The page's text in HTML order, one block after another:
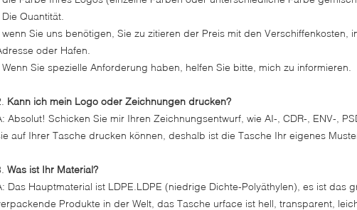
Quantität.
wenn Sie uns benötigen, Sie zu zitieren der Preis mit den Verschiffenkosten,
oder Hafen.
Wenn Sie spezielle Anforderung haben, helfen Sie bitte, mich zu informieren.
Kann ich mein Logo oder Zeichnungen drucken?
Absolut! Schicken Sie mir Ihren Zeichnungsentwurf, wie AI-, CDR-, ENV-,
auf Ihrer Tasche drucken können, deshalb ist die Tasche Ihr eigenes
Was ist Ihr Material?
Das Hauptmaterial ist LDPE.LDPE (niedrige Dichte-Polyäthylen), es ist das
Produkte in der Welt, das Tasche urface ist hell, transparent,